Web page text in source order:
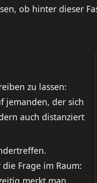
ob hinter dieser
zu lassen:
jemanden, der sich
auch distanziert
Frage im Raum:
merkt man